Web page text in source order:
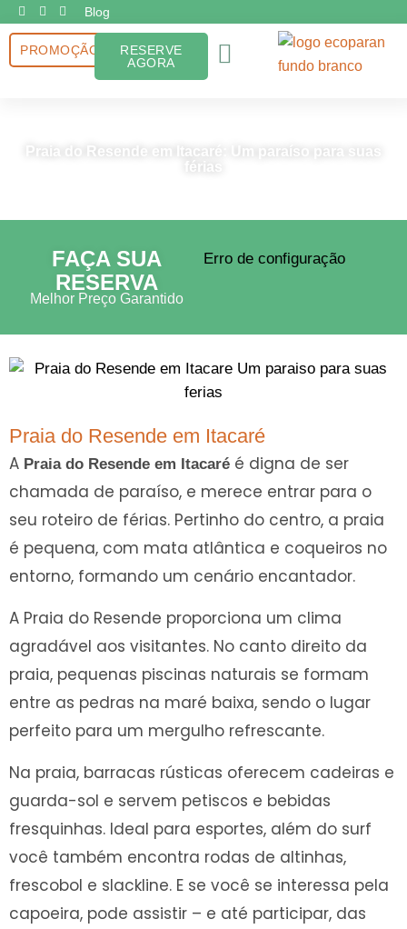
para
Blog
Menu
PROMOÇÃO
RESERVE
AGORA
Praia do Resende em Itacaré: Um paraíso para suas
férias
FAÇA SUA
RESERVA
Melhor Preço Garantido
Erro de configuração
Praia do Resende em Itacaré
A Praia do Resende em Itacaré é digna de ser
chamada de paraíso, e merece entrar para o
seu roteiro de férias. Pertinho do centro, a praia
é pequena, com mata atlântica e coqueiros no
entorno, formando um cenário encantador.
A Praia do Resende proporciona um clima
agradável aos visitantes. No canto direito da
praia, pequenas piscinas naturais se formam
entre as pedras na maré baixa, sendo o lugar
perfeito para um mergulho refrescante.
Na praia, barracas rústicas oferecem cadeiras e
guarda-sol e servem petiscos e bebidas
fresquinhas. Ideal para esportes, além do surf
você também encontra rodas de altinhas,
frescobol e slackline. E se você se interessa pela
capoeira, pode assistir – e até participar, das